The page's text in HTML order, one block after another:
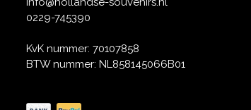
0229-745390
KvK nummer: 70107858
BTW nummer: NL858145066B01